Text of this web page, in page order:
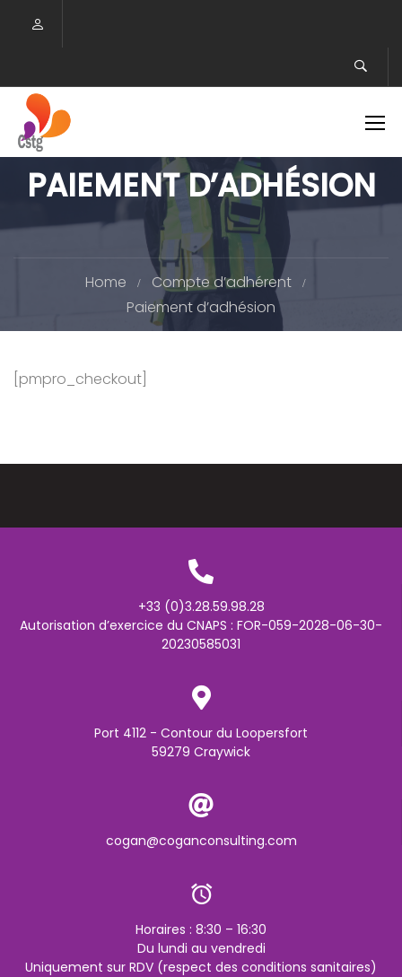
PAIEMENT D’ADHÉSION
Home
Compte d’adhérent
Paiement d’adhésion
[pmpro_checkout]
+33 (0)3.28.59.98.28
Autorisation d’exercice du CNAPS : FOR-059-2028-06-30-
20230585031
Port 4112 - Contour du Loopersfort
59279 Craywick
cogan@coganconsulting.com
Horaires : 8:30 – 16:30
Du lundi au vendredi
Uniquement sur RDV (respect des conditions sanitaires)